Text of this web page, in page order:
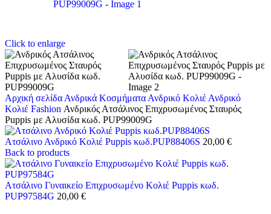
Click to enlarge
Αρχική σελίδα Ανδρικά Κοσμήματα Ανδρικό Κολιέ Ανδρικό
Κολιέ Fashion Ανδρικός Ατσάλινος Επιχρυσωμένος Σταυρός
Puppis με Αλυσίδα κωδ. PUP99009G
Ατσάλινο Ανδρικό Κολιέ Puppis κωδ.PUP88406S 20,00 €
Back to products
Ατσάλινο Γυναικείο Επιχρυσωμένο Κολιέ Puppis κωδ.
PUP97584G 20,00 €